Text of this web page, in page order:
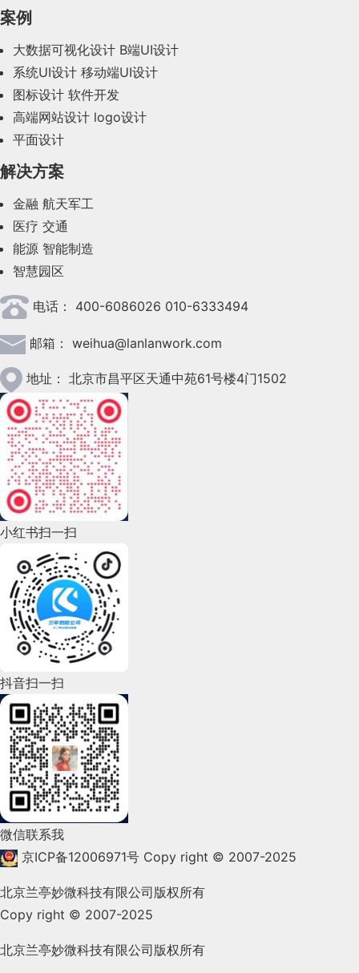
2023年10月(14)
2023年8月(88)
2023年7月(62)
2023年6月(58)
2023年5月(28)
2023年4月(47)
2023年3月(37)
2023年2月(90)
2023年1月(78)
2022年12月(45)
2022年11月(69)
2022年10月(51)
2022年9月(135)
2022年7月(111)
2022年6月(162)
2022年5月(143)
2022年4月(86)
2022年3月(119)
2022年2月(53)
2022年1月(99)
2021年12月(105)
2021年9月(153)
2021年8月(147)
案例
大数据可视化设计 B端UI设计
系统UI设计 移动端UI设计
图标设计 软件开发
高端网站设计 logo设计
平面设计
解决方案
金融 航天军工
医疗 交通
能源 智能制造
智慧园区
电话： 400-6086026 010-6333494
邮箱： weihua@lanlanwork.com
地址： 北京市昌平区天通中苑61号楼4门1502
小红书扫一扫
抖音扫一扫
微信联系我
京ICP备12006971号 Copy right © 2007-2025
北京兰亭妙微科技有限公司版权所有
Copy right © 2007-2025
北京兰亭妙微科技有限公司版权所有